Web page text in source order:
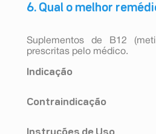
6. Qual o melhor
Suplementos de B12
prescritas pelo médico.
Indicação
prevenção e tratamento da
Contraindicação
Instruções de Uso